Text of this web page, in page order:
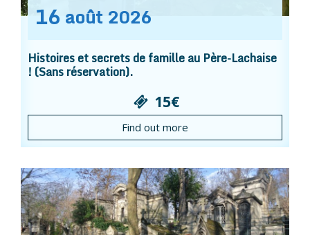
16 août 2026
Histoires et secrets de famille au Père-Lachaise
! (Sans réservation).
15€
Find out more